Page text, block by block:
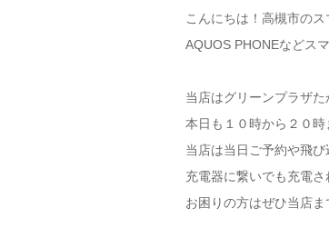
こんにちは！高槻市の
AQUOS PHONEなどス
当店はグリーンプラザ
本日も１０時から２０
当店は当日ご予約や飛
充電器に繋いでも充電
お困りの方はぜひ当店ま